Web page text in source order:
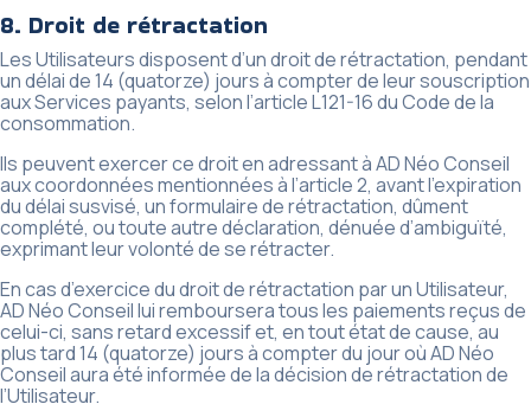
8. Droit de rétractation
Les Utilisateurs disposent d’un droit de rétractation, pendant
un délai de 14 (quatorze) jours à compter de leur souscription
aux Services payants, selon l’article L121-16 du Code de la
consommation.
Ils peuvent exercer ce droit en adressant à AD Néo Conseil
aux coordonnées mentionnées à l’article 2, avant l’expiration
du délai susvisé, un formulaire de rétractation, dûment
complété, ou toute autre déclaration, dénuée d’ambiguïté,
exprimant leur volonté de se rétracter.
En cas d’exercice du droit de rétractation par un Utilisateur,
AD Néo Conseil lui remboursera tous les paiements reçus de
celui-ci, sans retard excessif et, en tout état de cause, au
plus tard 14 (quatorze) jours à compter du jour où AD Néo
Conseil aura été informée de la décision de rétractation de
l’Utilisateur.